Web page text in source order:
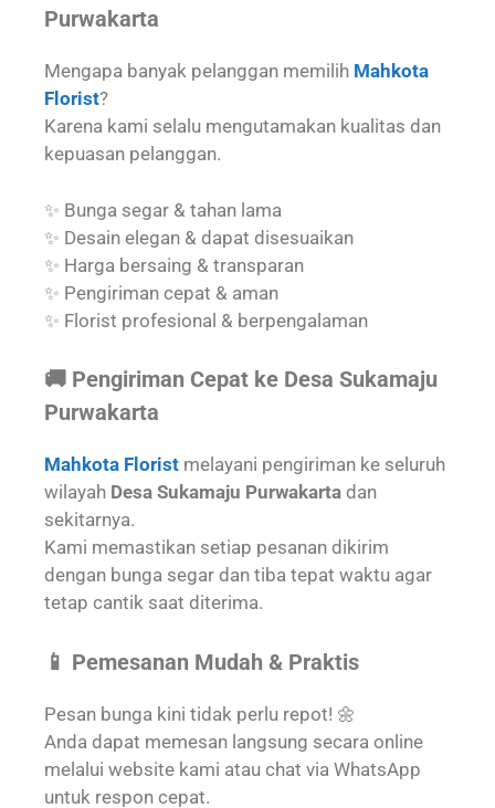
Purwakarta
Mengapa banyak pelanggan memilih Mahkota
Florist?
Karena kami selalu mengutamakan kualitas dan
kepuasan pelanggan.
✨ Bunga segar & tahan lama
✨ Desain elegan & dapat disesuaikan
✨ Harga bersaing & transparan
✨ Pengiriman cepat & aman
✨ Florist profesional & berpengalaman
🚚 Pengiriman Cepat ke Desa Sukamaju
Purwakarta
Mahkota Florist melayani pengiriman ke seluruh
wilayah Desa Sukamaju Purwakarta dan
sekitarnya.
Kami memastikan setiap pesanan dikirim
dengan bunga segar dan tiba tepat waktu agar
tetap cantik saat diterima.
📱 Pemesanan Mudah & Praktis
Pesan bunga kini tidak perlu repot! 🌼
Anda dapat memesan langsung secara online
melalui website kami atau chat via WhatsApp
untuk respon cepat.